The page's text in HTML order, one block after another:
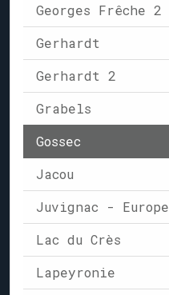
Georges Frêche 2
Gerhardt
Gerhardt 2
Grabels
Gossec
Jacou
Juvignac - Europe
Lac du Crès
Lapeyronie